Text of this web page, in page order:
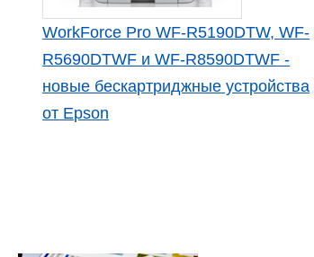
WorkForce Pro WF-R5190DTW, WF-
R5690DTWF и WF-R8590DTWF -
новые бескартриджные устройства
от Epson